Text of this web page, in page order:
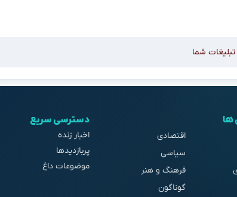
شما
ها
اقتصادی
سیاسی
فرهنگ و هنر
گوناگون
دسترسی سریع
اخبار زنده
پربازدیدها
موضوعات داغ